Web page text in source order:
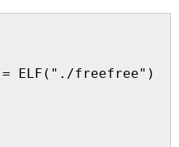
ELF("./freefree")